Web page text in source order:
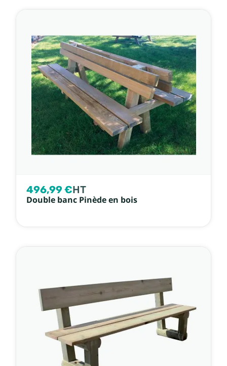
496,99 €HT
Double banc Pinède en bois